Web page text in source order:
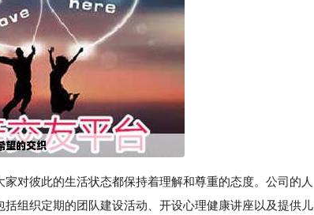
对彼此的生活状态都保持着理解和尊重的态度。公司的人
组织定期的团队建设活动、开设心理健康讲座以及提供儿